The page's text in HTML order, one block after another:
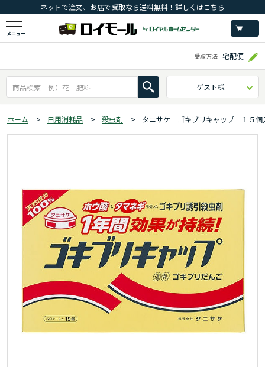
ネットで注文、お店で受取なら送料無料！詳しくはこちら
メニュー
受取方法 宅配便
ゲスト様
ホーム > 日用消耗品 > 殺虫剤 > タニサケ ゴキブリキャップ １５個